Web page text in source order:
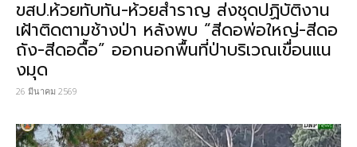
ขสป.ห้วยทับทัน-ห้วยสำราญ ส่งชุดปฏิบัติงาน
เฝ้าติดตามช้างป่า หลังพบ “สีดอพ่อใหญ่-สีดอ
ถัง-สีดอดื้อ” ออกนอกพื้นที่ป่าบริเวณเขื่อนแน
งมุด
26 มีนาคม 2569